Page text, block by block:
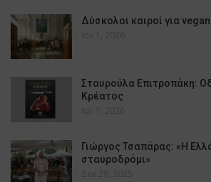
Δύσκολοι καιροί για
Ιαν 1, 2026
Σταυρούλα Επιτροπάκη:
Κρέατος
Ιαν 1, 2026
Γιώργος Τσαπάρας: «Η
σταυροδρόμι»
Δεκ 28, 2025